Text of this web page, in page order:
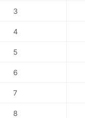
3
4
5
6
7
8